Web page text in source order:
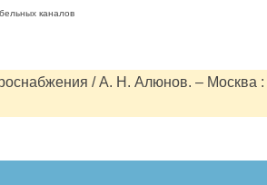
каналов
/ А. Н. Алюнов. – Москва :